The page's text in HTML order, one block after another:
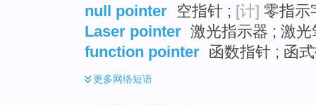
null pointer 空指针 ; [计] 零指示
Laser pointer 激光指示器 ; 激
function pointer 函数指针 ; 函
更多网络短语